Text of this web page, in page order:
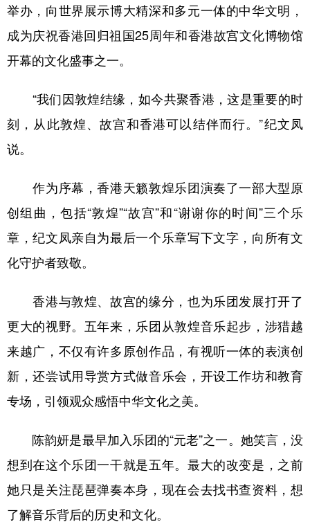
举办，向世界展示博大精深和多元一体的中华文明，
成为庆祝香港回归祖国25周年和香港故宫文化博物馆
开幕的文化盛事之一。
“我们因敦煌结缘，如今共聚香港，这是重要的时
刻，从此敦煌、故宫和香港可以结伴而行。”纪文凤
说。
作为序幕，香港天籁敦煌乐团演奏了一部大型原
创组曲，包括“敦煌”“故宫”和“谢谢你的时间”三个乐
章，纪文凤亲自为最后一个乐章写下文字，向所有文
化守护者致敬。
香港与敦煌、故宫的缘分，也为乐团发展打开了
更大的视野。五年来，乐团从敦煌音乐起步，涉猎越
来越广，不仅有许多原创作品，有视听一体的表演创
新，还尝试用导赏方式做音乐会，开设工作坊和教育
专场，引领观众感悟中华文化之美。
陈韵妍是最早加入乐团的“元老”之一。她笑言，没
想到在这个乐团一干就是五年。最大的改变是，之前
她只是关注琵琶弹奏本身，现在会去找书查资料，想
了解音乐背后的历史和文化。